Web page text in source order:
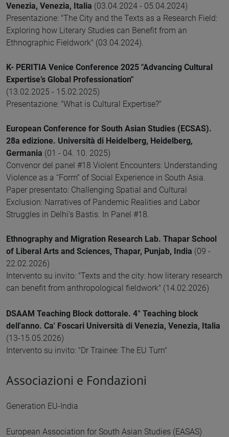
Venezia, Venezia, Italia (03.04.2024 - 05.04.2024)
Presentazione: "The City and the Texts as a Research Field:
Exploring how Literary Studies can Benefit from an
Ethnographic Fieldwork" (03.04.2024).
K- PERITIA Venice Conference 2025 "Advancing Cultural
Expertise’s Global Professionation"
(13.02.2025 - 15.02.2025)
Presentazione: "What is Cultural Expertise?"
European Conference for South Asian Studies (ECSAS).
28a edizione. Università di Heidelberg, Heidelberg,
Germania (01 - 04. 10. 2025)
Convenor del panel #18 Violent Encounters: Understanding
Violence as a “Form” of Social Experience in South Asia.
Paper presentato: Challenging Spatial and Cultural
Exclusion: Narratives of Pandemic Realities and Labor
Struggles in Delhi's Bastis. In Panel #18.
Ethnography and Migration Research Lab. Thapar School
of Liberal Arts and Sciences, Thapar, Punjab, India (09 -
22.02.2026)
Intervento su invito: "Texts and the city: how literary research
can benefit from anthropological fieldwork" (14.02.2026)
DSAAM Teaching Block dottorale. 4° Teaching block
dell'anno. Ca' Foscari Università di Venezia, Venezia, Italia
(13-15.05.2026)
Intervento su invito: "Dr Trainee: The EU Turn"
Associazioni e Fondazioni
Generation EU-India
European Association for South Asian Studies (EASAS)